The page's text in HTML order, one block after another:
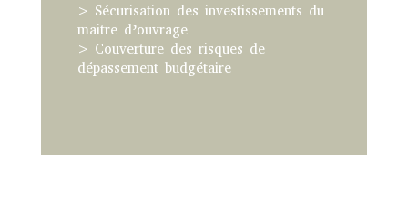
> Sécurisation des investissements du
maitre d’ouvrage
> Couverture des risques de
dépassement budgétaire